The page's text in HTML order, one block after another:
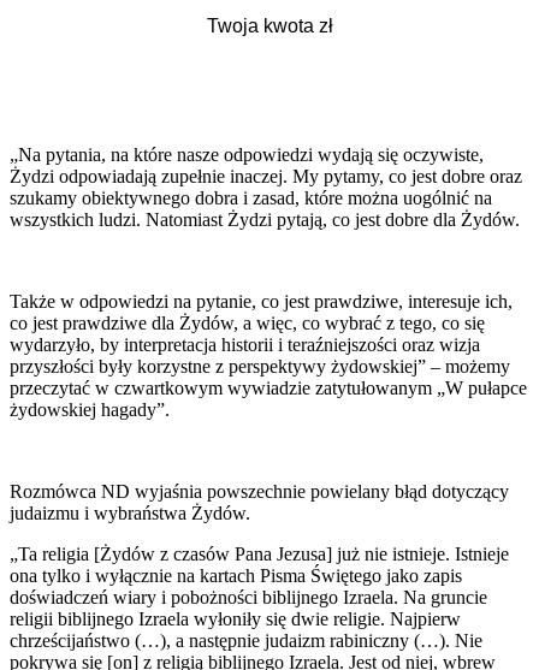
„Na pytania, na które nasze odpowiedzi wydają się oczywiste,
Żydzi odpowiadają zupełnie inaczej. My pytamy, co jest dobre oraz
szukamy obiektywnego dobra i zasad, które można uogólnić na
wszystkich ludzi. Natomiast Żydzi pytają, co jest dobre dla Żydów.
Także w odpowiedzi na pytanie, co jest prawdziwe, interesuje ich,
co jest prawdziwe dla Żydów, a więc, co wybrać z tego, co się
wydarzyło, by interpretacja historii i teraźniejszości oraz wizja
przyszłości były korzystne z perspektywy żydowskiej” – możemy
przeczytać w czwartkowym wywiadzie zatytułowanym „W pułapce
żydowskiej hagady”.
Rozmówca ND wyjaśnia powszechnie powielany błąd dotyczący
judaizmu i wybraństwa Żydów.
„Ta religia [Żydów z czasów Pana Jezusa] już nie istnieje. Istnieje
ona tylko i wyłącznie na kartach Pisma Świętego jako zapis
doświadczeń wiary i pobożności biblijnego Izraela. Na gruncie
religii biblijnego Izraela wyłoniły się dwie religie. Najpierw
chrześcijaństwo (…), a następnie judaizm rabiniczny (…). Nie
pokrywa się [on] z religią biblijnego Izraela. Jest od niej, wbrew